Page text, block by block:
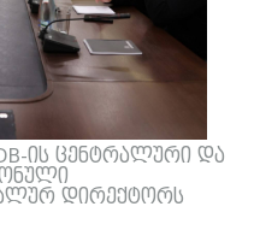
ის ცენტრალური და
დირექტორს